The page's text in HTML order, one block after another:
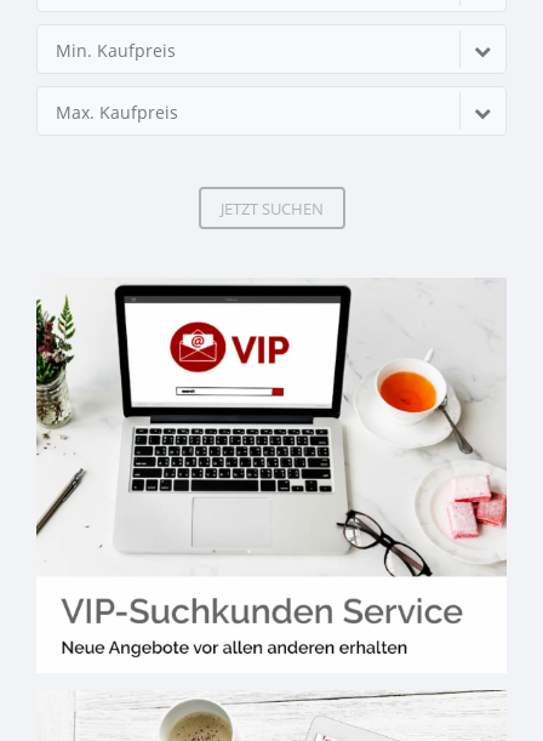
Min. Kaufpreis
Max. Kaufpreis
JETZT SUCHEN